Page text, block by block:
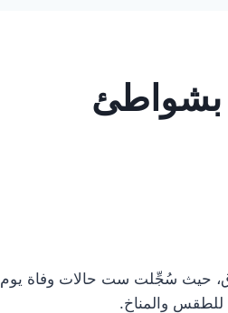
بشواطئ
حيث سُجِّلت ست حالات وفاة يوم
للطقس والمناخ.